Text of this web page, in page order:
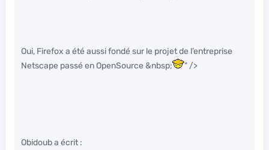
Oui, Firefox a été aussi fondé sur le projet de l’entreprise
Netscape passé en OpenSource &nbsp;
" />
Obidoub a écrit :